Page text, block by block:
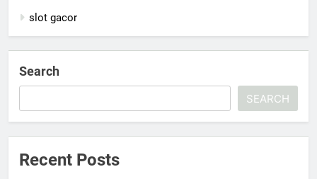
slot gacor
Search
SEARCH
Recent Posts